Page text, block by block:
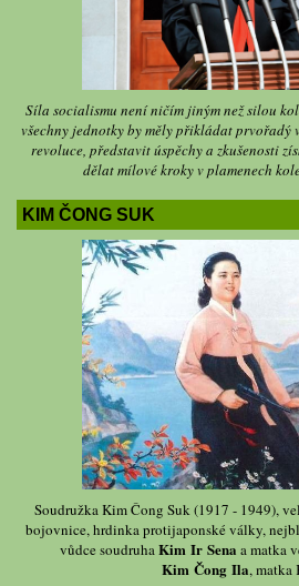
Síla socialismu není ničím jiným než silou
všechny jednotky by měly přikládat prvořadý
revoluce, představit úspěchy a zkušenosti
dělat mílové kroky v plamenech
KIM ČONG SUK
Soudružka Kim Čong Suk (1917 - 1949),
bojovnice, hrdinka protijaponské války,
vůdce soudruhaKim Ir Sena a matka
Kim Čong Ila, matka